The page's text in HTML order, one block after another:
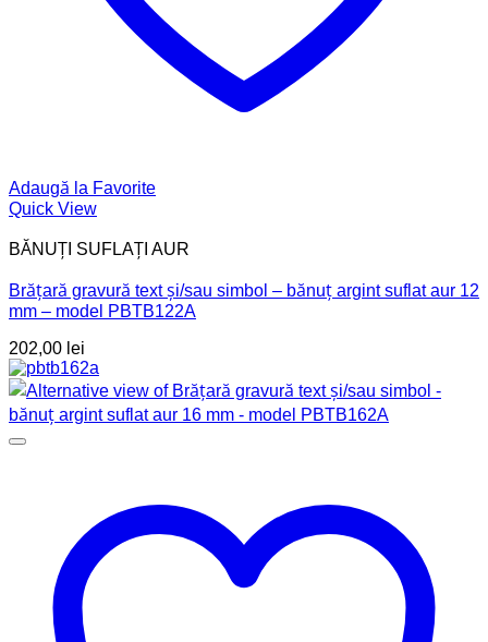
Adaugă la Favorite
Quick View
BĂNUȚI SUFLAȚI AUR
Brățară gravură text și/sau simbol – bănuț argint suflat aur 12
mm – model PBTB122A
202,00 lei